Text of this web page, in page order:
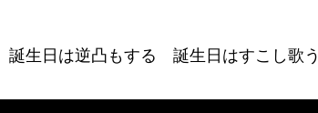
生日は逆凸もする 誕生日はすこし歌う